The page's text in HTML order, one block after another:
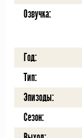
Озвучка:
Год:
Тип:
Эпизоды:
Сезон: